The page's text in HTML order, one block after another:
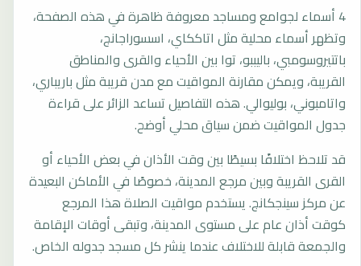
4 أسماء لجوامع ومساجد معروفة ظاهرة في هذه الصفحة،
وتظهر أسماء محلية مثل اتاككاي، اسسوراجانج،
باتتيروسومبي، باليببو، توا بين الأحياء والقرى والمناطق
القريبة، ويمكن مقارنة المواقيت مع مدن قريبة مثل باريباري،
واتامبوني، بوليوالي. هذه التفاصيل تساعد الزائر على قراءة
جدول المواقيت ضمن سياق محلي أوضح.
قد تلاحظ اختلافًا بسيطًا بين وقت الأذان في بعض الأحياء أو
القرى القريبة وبين مرجع المدينة، خصوصًا في الأماكن البعيدة
عن مركز سينجكانج. يستخدم مواقيت الصلاة هذا المرجع
كوقت أذان عام على مستوى المدينة، وتبقى أوقات الإقامة
والجمعة قابلة للاختلاف عندما ينشر كل مسجد جدوله الخاص.